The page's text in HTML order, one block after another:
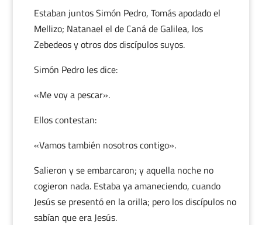
Estaban juntos Simón Pedro, Tomás apodado el
Mellizo; Natanael el de Caná de Galilea, los
Zebedeos y otros dos discípulos suyos.
Simón Pedro les dice:
«Me voy a pescar».
Ellos contestan:
«Vamos también nosotros contigo».
Salieron y se embarcaron; y aquella noche no
cogieron nada. Estaba ya amaneciendo, cuando
Jesús se presentó en la orilla; pero los discípulos no
sabían que era Jesús.